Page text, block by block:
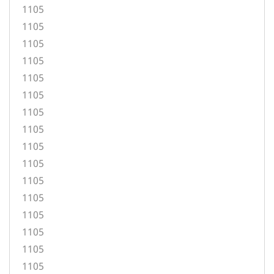
1105
1105
1105
1105
1105
1105
1105
1105
1105
1105
1105
1105
1105
1105
1105
1105